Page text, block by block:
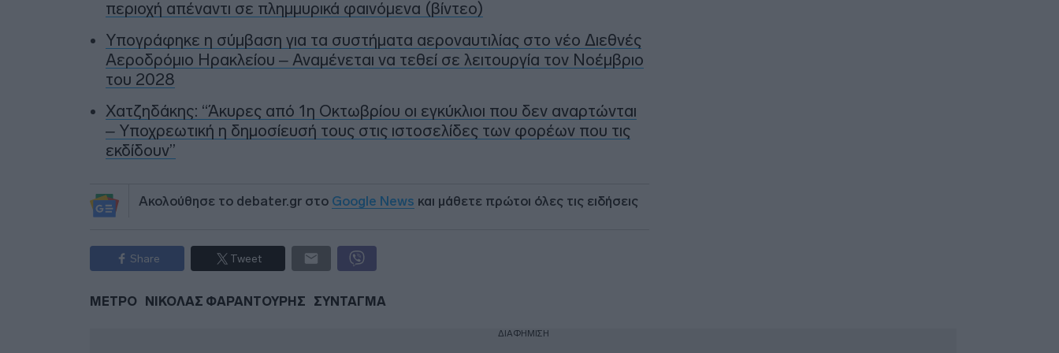
περιοχή απέναντι σε πλημμυρικά φαινόμενα (βίντεο)
Υπογράφηκε η σύμβαση για τα συστήματα αεροναυτιλίας στο νέο Διεθνές
Αεροδρόμιο Ηρακλείου – Αναμένεται να τεθεί σε λειτουργία τον Νοέμβριο
του 2028
Χατζηδάκης: “Άκυρες από 1η Οκτωβρίου οι εγκύκλιοι που δεν αναρτώνται
– Υποχρεωτική η δημοσίευσή τους στις ιστοσελίδες των φορέων που τις
εκδίδουν”
Ακολούθησε το debater.gr στο Google News και μάθετε πρώτοι όλες τις ειδήσεις
Share Tweet
ΜΕΤΡΟ ΝΙΚΟΛΑΣ ΦΑΡΑΝΤΟΥΡΗΣ ΣΥΝΤΑΓΜΑ
ΔΙΑΦΗΜΙΣΗ